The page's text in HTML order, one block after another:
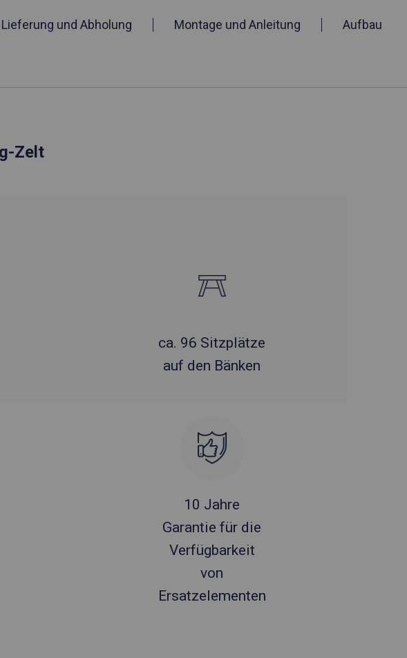
Lieferung und Abholung Montage und Anleitung Aufbau
Zelt
ca. 96 Sitzplätze
auf den Bänken
10 Jahre
Garantie für die
Verfügbarkeit
von
Ersatzelementen